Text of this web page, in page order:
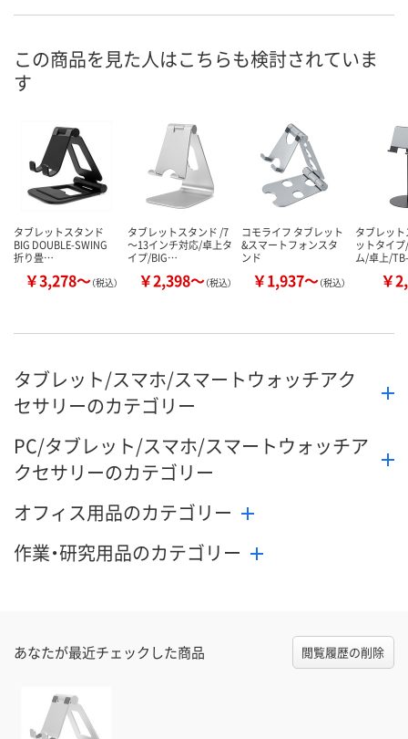
この商品を見た人はこちらも検討されていま
す
タブレットスタンド
BIG DOUBLE-SWING
折り畳…
￥3,278～（税込）
タブレットスタンド /7
～13インチ対応/卓上タ
イプ/BIG…
￥2,398～（税込）
コモライフ タブレット
&スマートフォンスタ
ンド
￥1,937～（税込）
タブレッ
ットタイ
ム/卓上/
￥
タブレット/スマホ/スマートウォッチアク
セサリーのカテゴリー
PC/タブレット/スマホ/スマートウォッチア
クセサリーのカテゴリー
オフィス用品のカテゴリー
作業・研究用品のカテゴリー
あなたが最近チェックした商品 閲覧履歴の削除